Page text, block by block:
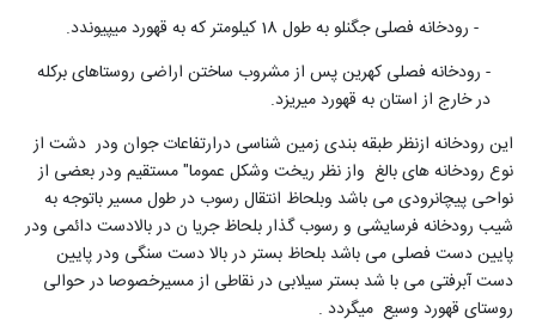
- رودخانه فصلی جگنلو به طول 18 کیلومتر که به قهورد می‎پیوندد.
- رودخانه فصلی کهرین پس از مشروب ساختن اراضی روستاهای برکله
در خارج از استان به قهورد می‎ریزد.
این رودخانه ازنظر طبقه بندی زمین شناسی درارتفاعات جوان ودر دشت از
نوع رودخانه های بالغ واز نظر ریخت وشکل عموما" مستقیم ودر بعضی از
نواحی پیچانرودی می باشد وبلحاظ انتقال رسوب در طول مسیر باتوجه به
شیب رودخانه فرسایشی و رسوب گذار بلحاظ جریا ن در بالادست دائمی ودر
پایین دست فصلی می باشد بلحاظ بستر در بالا دست سنگی ودر پایین
دست آبرفتی می با شد بستر سیلابی در نقاطی از مسیرخصوصا در حوالی
روستای قهورد وسیع میگردد .